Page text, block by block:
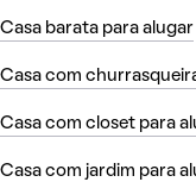
Casa barata para alugar
Casa com
Casa com closet para
Casa com jardim para